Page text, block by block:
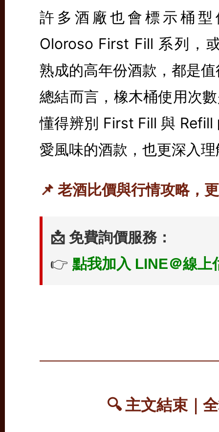
許多酒廠也會標示桶型
Oloroso First Fill 系列，
熟成的高年份酒款，都是
總結而言，橡木桶使用次
懂得辨別 First Fill 與
愛風味的酒款，也更深入
📌 老酒比價與行情攻略，
📩 免費詢價服務：
👉 點我加入 LINE＠線上
🔍 主文結束｜